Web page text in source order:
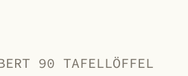
90 TAFELLÖFFEL